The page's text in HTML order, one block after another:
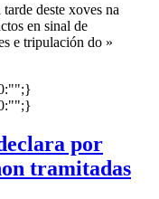
deste xoves na
en sinal de
e tripulación do »
por
tramitadas